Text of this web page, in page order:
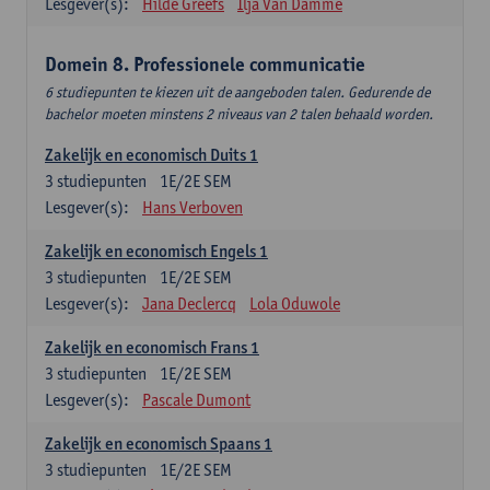
Domein 8. Professionele communicatie
6 studiepunten te kiezen uit de aangeboden talen. Gedurende de
bachelor moeten minstens 2 niveaus van 2 talen behaald worden.
Zakelijk en economisch Duits 1
1E/2E SEM
3 studiepunten
Lesgever(s):
Hans Verboven
Zakelijk en economisch Engels 1
1E/2E SEM
3 studiepunten
Lesgever(s):
Jana Declercq Lola Oduwole
Zakelijk en economisch Frans 1
1E/2E SEM
3 studiepunten
Lesgever(s):
Pascale Dumont
Zakelijk en economisch Spaans 1
1E/2E SEM
3 studiepunten